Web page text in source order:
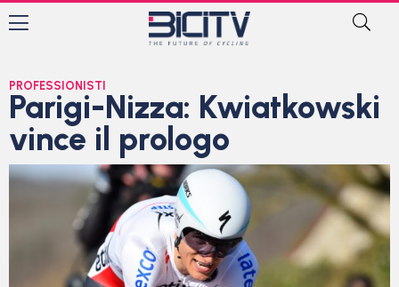
PROFESSIONISTI
Parigi-Nizza: Kwiatkowski
vince il prologo